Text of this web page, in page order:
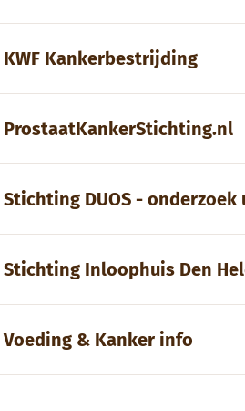
KWF Kankerbestrijding
ProstaatKankerStichting.nl
Stichting DUOS -
Stichting Inloophuis Den
Voeding & Kanker info